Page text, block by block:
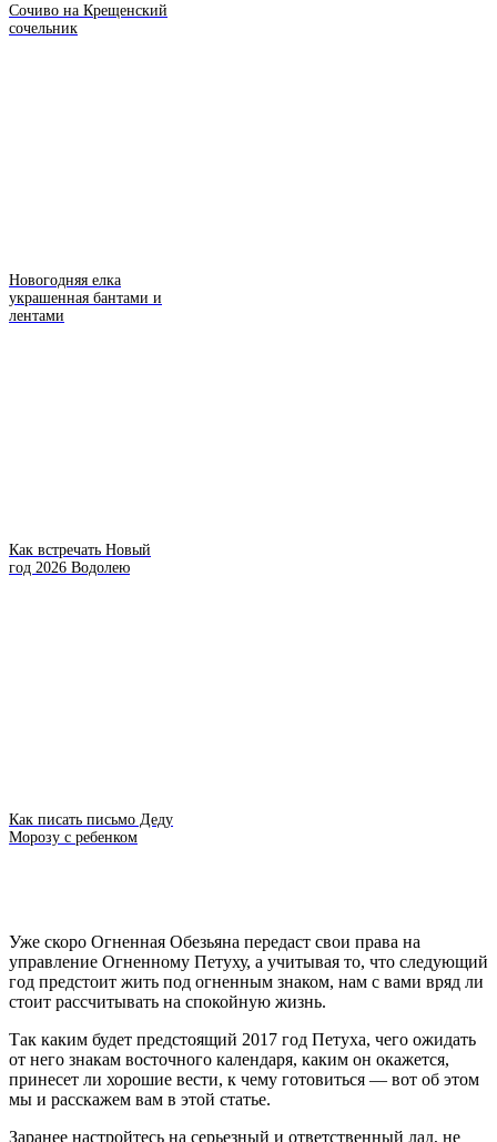
Сочиво на Крещенский
сочельник
Новогодняя елка
украшенная бантами и
лентами
Как встречать Новый
год 2026 Водолею
Как писать письмо Деду
Морозу с ребенком
Уже скоро Огненная Обезьяна передаст свои права на
управление Огненному Петуху, а учитывая то, что следующий
год предстоит жить под огненным знаком, нам с вами вряд ли
стоит рассчитывать на спокойную жизнь.
Так каким будет предстоящий 2017 год Петуха, чего ожидать
от него знакам восточного календаря, каким он окажется,
принесет ли хорошие вести, к чему готовиться — вот об этом
мы и расскажем вам в этой статье.
Заранее настройтесь на серьезный и ответственный лад, не